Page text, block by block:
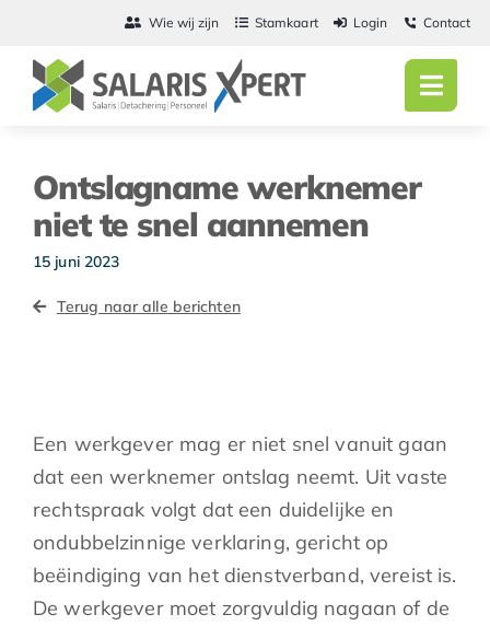
inhoud
Wie wij zijn Stamkaart Login Contact
Actueel
Ontslagname werknemer
niet te snel aannemen
15 juni 2023
Terug naar alle berichten
Een werkgever mag er niet snel vanuit gaan
dat een werknemer ontslag neemt. Uit vaste
rechtspraak volgt dat een duidelijke en
ondubbelzinnige verklaring, gericht op
beëindiging van het dienstverband, vereist is.
De werkgever moet zorgvuldig nagaan of de